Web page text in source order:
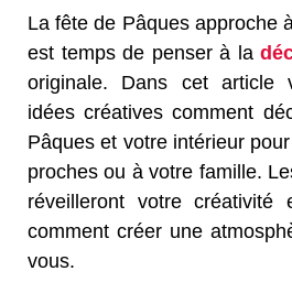
La fête de Pâques approche
est temps de penser à la
originale. Dans cet article
idées créatives comment
Pâques et votre intérieur
proches ou à votre famille.
réveilleront votre créativité
comment créer une
vous.